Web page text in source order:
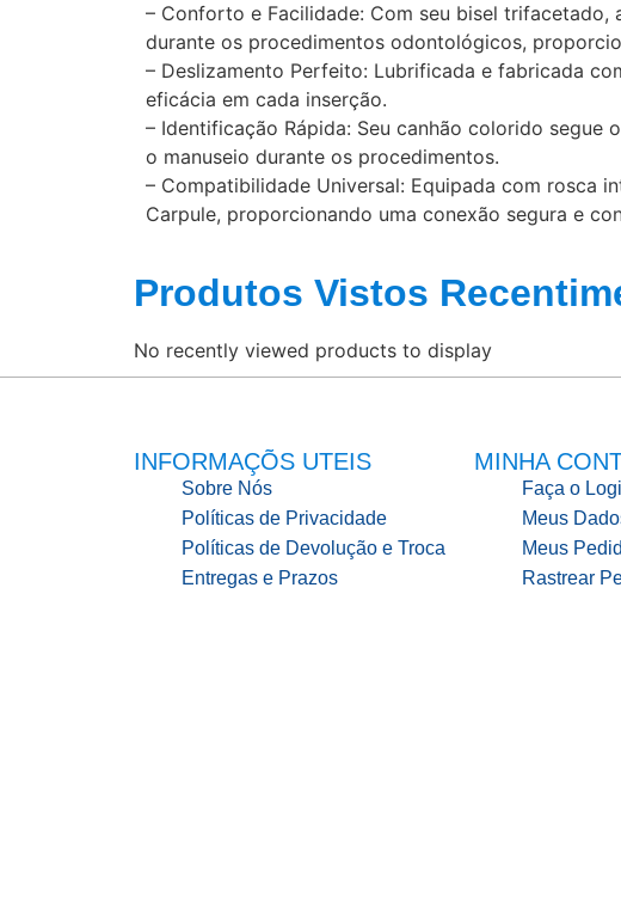
– Conforto e Facilidade: Com seu bisel
durante os procedimentos odontológicos,
– Deslizamento Perfeito: Lubrificada e fabricada
eficácia em cada inserção.
– Identificação Rápida: Seu canhão colorido
o manuseio durante os procedimentos.
– Compatibilidade Universal: Equipada com rosca
Carpule, proporcionando uma conexão segura e
Produtos Vistos
No recently viewed products to display
INFORMAÇÕS UTEIS
Sobre Nós
Políticas de Privacidade
Políticas de Devolução e Troca
Entregas e Prazos
MINHA
Faça o
Meus
Meus
Rastrear